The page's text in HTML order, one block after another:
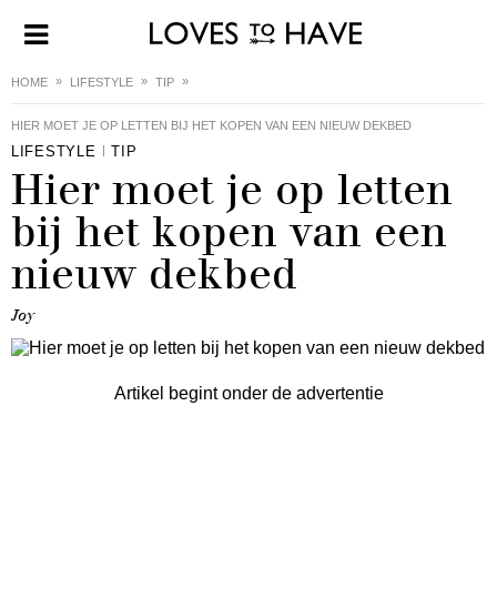
HOME LIFESTYLE TIP
HIER MOET JE OP LETTEN BIJ HET KOPEN VAN EEN NIEUW DEKBED
LIFESTYLE TIP
Hier moet je op letten
bij het kopen van een
nieuw dekbed
Joy
Artikel begint onder de advertentie